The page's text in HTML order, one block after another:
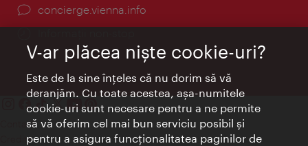
concierge.vienna.info
Contact
Credits
V-ar plăcea nişte cookie-uri?
Este de la sine înţeles că nu dorim să vă
deranjăm. Cu toate acestea, aşa-numitele
cookie-uri sunt necesare pentru a ne permite
să vă oferim cel mai bun serviciu posibil şi
pentru a asigura funcţionalitatea paginilor de